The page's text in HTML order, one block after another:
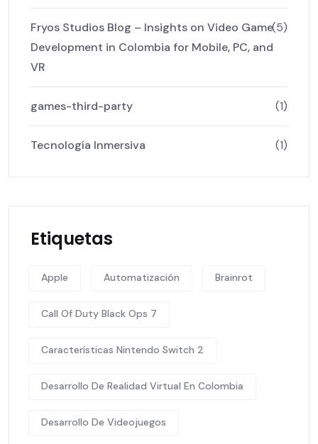
Fryos Studios Blog – Insights on Video Game
Development in Colombia for Mobile, PC, and
VR
(5)
games-third-party (1)
Tecnología Inmersiva (1)
Etiquetas
Apple Automatización Brainrot
Call Of Duty Black Ops 7
Características Nintendo Switch 2
Desarrollo De Realidad Virtual En Colombia
Desarrollo De Videojuegos